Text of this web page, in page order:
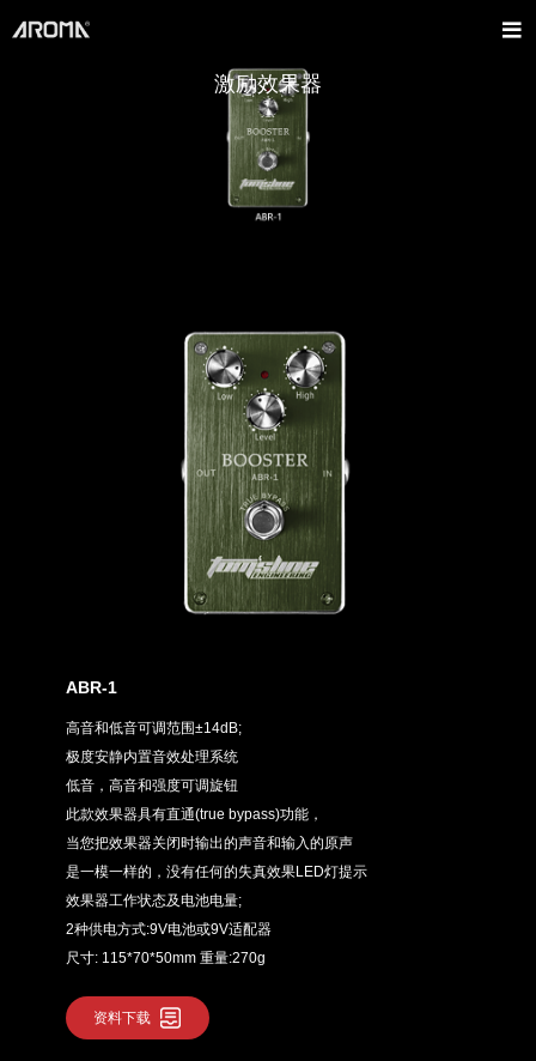
激励效果器
ABR-1
高音和低音可调范围±14dB;
极度安静内置音效处理系统
低音，高音和强度可调旋钮
此款效果器具有直通(true bypass)功能，
当您把效果器关闭时输出的声音和输入的原声
是一模一样的，没有任何的失真效果LED灯提示
效果器工作状态及电池电量;
2种供电方式:9V电池或9V适配器
尺寸: 115*70*50mm 重量:270g
资料下载